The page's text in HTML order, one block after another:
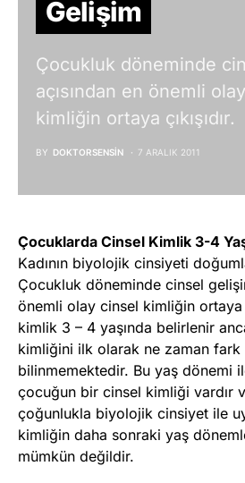
Gelişim
Çocukluk döneminde
açısından en önemli
kimliğin ortaya çıkışıdır.
BY DOKTORSENSIN 7 ARALIK 2011
Çocuklarda Cinsel Kimlik 3-4
Kadının biyolojik cinsiyeti
Çocukluk döneminde cinsel
önemli olay cinsel kimliğin ortaya
kimlik 3 – 4 yaşında belirlenir
kimliğini ilk olarak ne zaman
bilinmemektedir. Bu yaş dönemi
çocuğun bir cinsel kimliği vardır
çoğunlukla biyolojik cinsiyet ile
kimliğin daha sonraki yaş
mümkün değildir.